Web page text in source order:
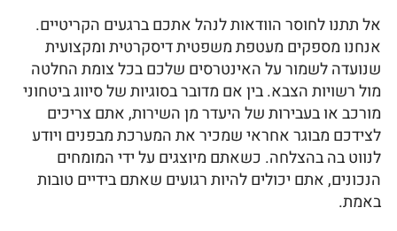
אל תתנו לחוסר הוודאות לנהל אתכם ברגעים הקריטיים.
אנחנו מספקים מעטפת משפטית דיסקרטית ומקצועית
שנועדה לשמור על האינטרסים שלכם בכל צומת החלטה
מול רשויות הצבא. בין אם מדובר בסוגיות של סיווג ביטחוני
מורכב או בעבירות של היעדר מן השירות, אתם צריכים
לצידכם מבוגר אחראי שמכיר את המערכת מבפנים ויודע
לנווט בה בהצלחה. כשאתם מיוצגים על ידי המומחים
הנכונים, אתם יכולים להיות רגועים שאתם בידיים טובות
באמת.